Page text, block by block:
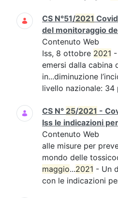
CS N°51/2021
del monitoraggio
Contenuto Web
Iss, 8 ottobre 2021
emersi dalla cabina
in...diminuzione
livello nazionale: 34
CS N° 25/2021 -
Iss le indicazioni
Contenuto Web
alle misure per
mondo delle
maggio...2021 - Un
con le indicazioni